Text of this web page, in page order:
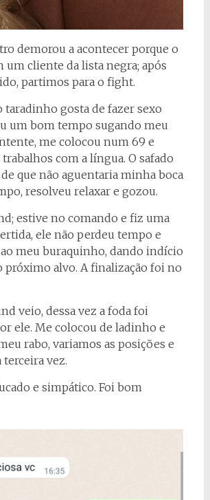
demorou a acontecer porque o
cliente da lista negra; após
partimos para o fight.
taradinho gosta de fazer sexo
um bom tempo sugando meu
me colocou num 69 e
com a língua. O safado
que não aguentaria minha boca
resolveu relaxar e gozou.
estive no comando e fiz uma
ele não perdeu tempo e
meu buraquinho, dando indício
próximo alvo. A finalização foi no
veio, dessa vez a foda foi
ele. Me colocou de ladinho e
rabo, variamos as posições e
vez.
e simpático. Foi bom